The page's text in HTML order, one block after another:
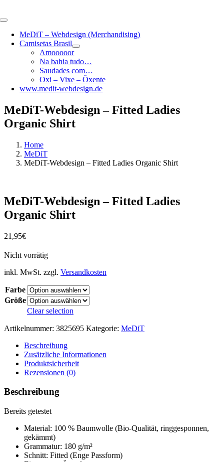
to
Toggle
NavigationMeDiT – Webdesign (Merchandising)
Camisetas Brasil
Amooooor
Na bahia tudo…
Saudades com…
Oxi – Vixe – Ôxente
www.medit-webdesign.de
MeDiT-Webdesign – Fitted Ladies
Organic Shirt
Home
MeDiT
MeDiT-Webdesign – Fitted Ladies Organic Shirt
MeDiT-Webdesign – Fitted Ladies
Organic Shirt
21,95€
Nicht vorrätig
inkl. MwSt. zzgl. Versandkosten
Farbe
Größe
Clear selection
Artikelnummer: 3825695 Kategorie: MeDiT
Beschreibung
Zusätzliche Informationen
Produktsicherheit
Rezensionen (0)
Beschreibung
Bereits getestet
Material: 100 % Baumwolle (Bio-Qualität, ringgesponnen,
gekämmt)
Grammatur: 180 g/m²
Schnitt: Fitted (Enge Passform)